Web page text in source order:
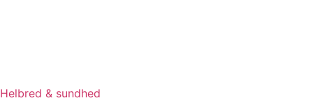
Helbred & sundhed